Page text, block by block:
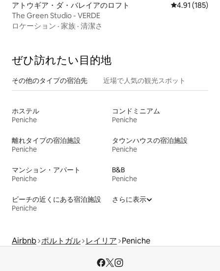
アトウギア・ダ・バレイアのロフト レビュー185
4.91 (185)
The Green Studio - VERDE
ロケーション · 家族 · 清潔さ
ぜひ訪⁠れ⁠た⁠い目⁠的⁠地
その他のタ⁠イ⁠プ⁠の宿⁠泊⁠先 近場で人気の観光スポット
ホステル
Peniche
コンドミニアム
Peniche
離れタイプの宿泊施設
Peniche
タウンハウスの宿泊施設
Peniche
マンション・アパート
Peniche
B&B
Peniche
ビーチの近くにある宿泊施設
Peniche
さらに表示
Airbnb ポルトガル レイリア Peniche